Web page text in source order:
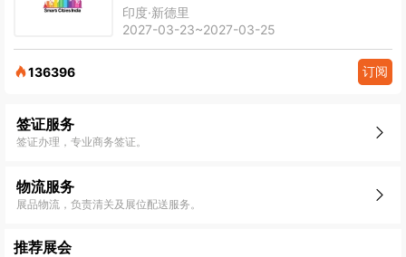
印度·新德里
2027-03-23~2027-03-25
136396 订阅
签证服务
签证办理，专业商务签证。
物流服务
展品物流，负责清关及展位配送服务。
推荐展会